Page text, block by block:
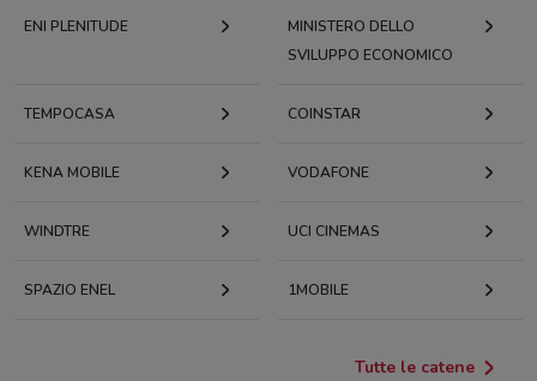
ENI PLENITUDE
MINISTERO DELLO
SVILUPPO ECONOMICO
TEMPOCASA COINSTAR
KENA MOBILE VODAFONE
WINDTRE UCI CINEMAS
SPAZIO ENEL 1MOBILE
Tutte le catene